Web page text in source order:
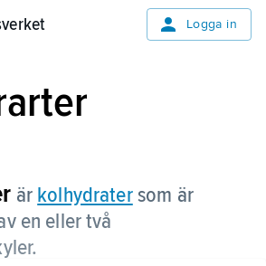
Logga in
är kolhydratersom är
en eller två